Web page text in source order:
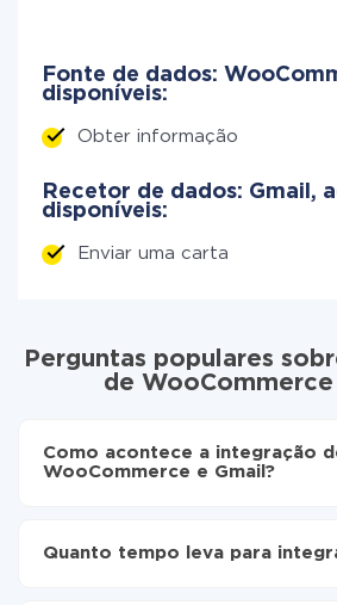
Fonte de dados:
disponíveis:
Obter informação
Recetor de dados: Gmail,
disponíveis:
Enviar uma carta
Perguntas populares
de WooCommerce
Como acontece a integração
WooCommerce e Gmail?
para Gmail
Quanto tempo leva para